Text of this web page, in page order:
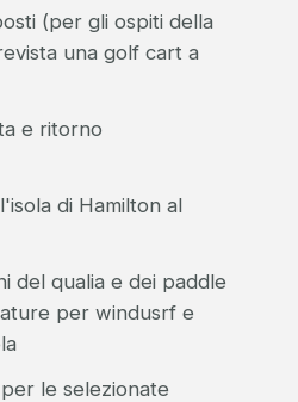
(per gli ospiti della
una golf cart a
e ritorno
di Hamilton al
del qualia e dei paddle
per windusrf e
le selezionate